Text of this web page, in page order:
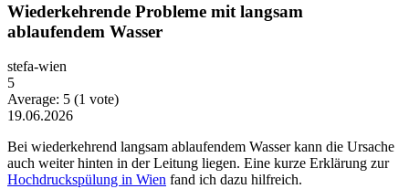
Wiederkehrende Probleme mit langsam
ablaufendem Wasser
stefa-wien
5
Average: 5 (1 vote)
19.06.2026
Bei wiederkehrend langsam ablaufendem Wasser kann die Ursache
auch weiter hinten in der Leitung liegen. Eine kurze Erklärung zur
Hochdruckspülung in Wien fand ich dazu hilfreich.